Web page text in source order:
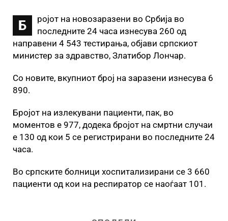
Б
ројот на новозаразени во Србија во
последните 24 часа изнесува 260 од
направени 4 543 тестирања, објави српскиот
министер за здравство, Златибор Лончар.
Со новите, вкупниот број на заразени изнесува 6
890.
Бројот на излекувани пациенти, пак, во
моментов е 977, додека бројот на смртни случаи
е 130 од кои 5 се регистрирани во последните 24
часа.
Во српските болници хоспитализирани се 3 660
пациенти од кои на респиратор се наоѓаат 101.